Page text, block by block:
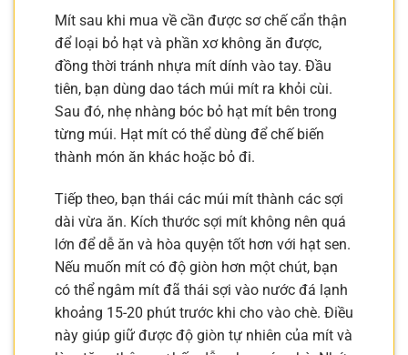
Mít sau khi mua về cần được sơ chế cẩn thận
để loại bỏ hạt và phần xơ không ăn được,
đồng thời tránh nhựa mít dính vào tay. Đầu
tiên, bạn dùng dao tách múi mít ra khỏi cùi.
Sau đó, nhẹ nhàng bóc bỏ hạt mít bên trong
từng múi. Hạt mít có thể dùng để chế biến
thành món ăn khác hoặc bỏ đi.
Tiếp theo, bạn thái các múi mít thành các sợi
dài vừa ăn. Kích thước sợi mít không nên quá
lớn để dễ ăn và hòa quyện tốt hơn với hạt sen.
Nếu muốn mít có độ giòn hơn một chút, bạn
có thể ngâm mít đã thái sợi vào nước đá lạnh
khoảng 15-20 phút trước khi cho vào chè. Điều
này giúp giữ được độ giòn tự nhiên của mít và